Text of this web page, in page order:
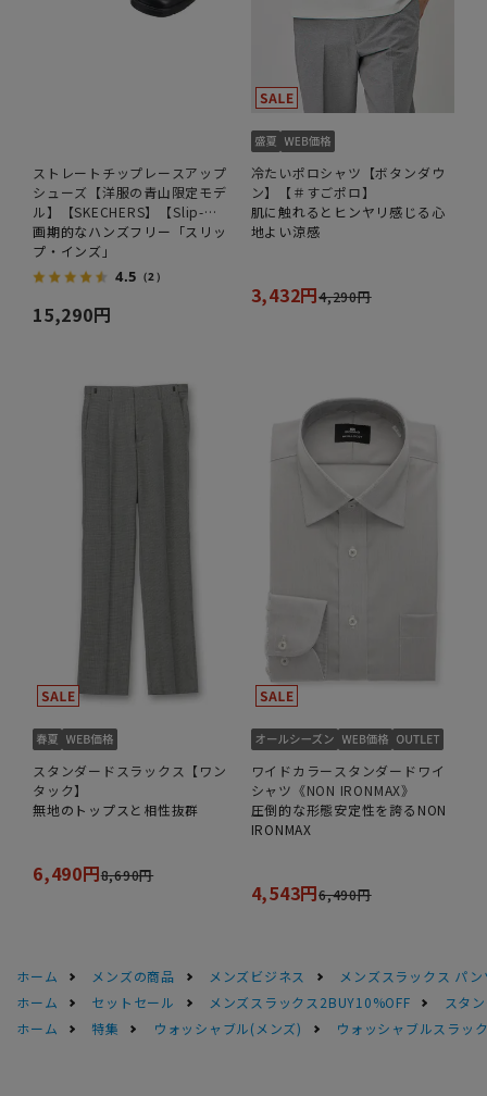
ストレートチップレースアップ
シューズ【洋服の青山限定モデ
ル】【SKECHERS】【Slip-
ins】
画期的なハンズフリー「スリッ
プ・インズ」
4.5 （2）
15,290円
冷たいポロシャツ【ボタンダウ
ン】【＃すごポロ】
肌に触れるとヒンヤリ感じる心
地よい涼感
3,432円4,290円
スタンダードスラックス【ワン
タック】
無地のトップスと相性抜群
6,490円8,690円
ワイドカラースタンダードワイ
シャツ《NON IRONMAX》
圧倒的な形態安定性を誇るNON
IRONMAX
4,543円6,490円
ホーム メンズの商品 メンズビジネス
メンズスラックス パン
ホーム
セットセール メンズスラックス2BUY10%OFF
スタ
ホーム
特集 ウォッシャブル(メンズ) ウォッシャブルスラッ